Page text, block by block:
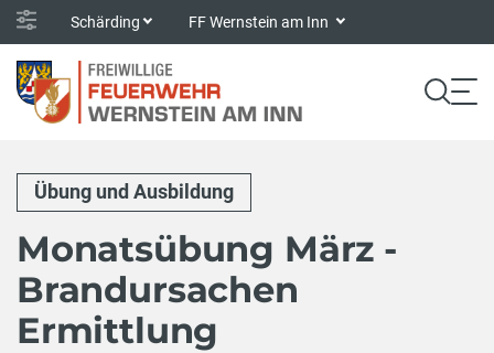
Schärding FF Wernstein am Inn
Übung und Ausbildung
Monatsübung März -
Brandursachen
Ermittlung